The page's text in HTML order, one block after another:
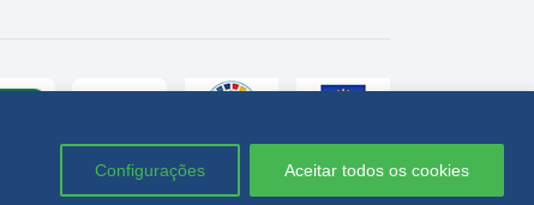
Configurações Aceitar todos os cookies
Política de privacidade